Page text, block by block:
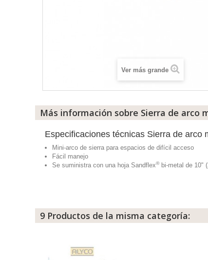
Ver más grande
Más información sobre Sierra de arco
Especificaciones técnicas Sierra de arco
Mini-arco de sierra para espacios de difícil acceso
Fácil manejo
Se suministra con una hoja Sandflex®bi-metal de 10"
9 Productos de la misma categoría: